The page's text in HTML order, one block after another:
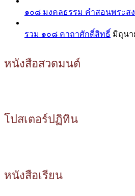
๑๐๘ มงคลธรรม คำสอนพระส
รวม ๑๐๘ คาถาศักดิ์สิทธิ์ มิถุนา
หนังสือสวดมนต์
โปสเตอร์ปฏิทิน
หนังสือเรียน